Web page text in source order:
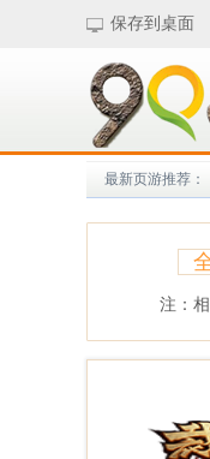
保存到桌面
最新页游推荐：
注：